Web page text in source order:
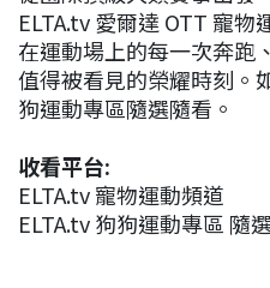
ELTA.tv 愛爾達 OTT 寵
在運動場上的每一次奔跑
值得被看見的榮耀時刻。
狗運動專區隨選隨看。
收看平台:
ELTA.tv 寵物運動頻道
ELTA.tv 狗狗運動專區 隨